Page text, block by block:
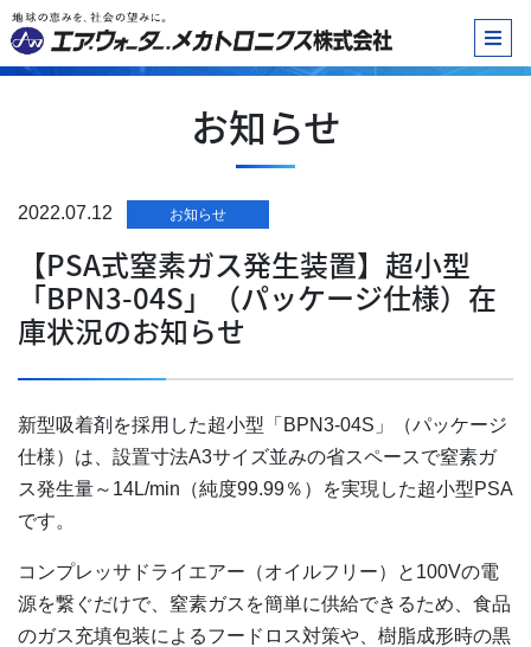
お知らせ
2022.07.12 お知らせ
【PSA式窒素ガス発生装置】超小型
「BPN3-04S」（パッケージ仕様）在
庫状況のお知らせ
新型吸着剤を採用した超小型「BPN3-04S」（パッケージ
仕様）は、設置寸法A3サイズ並みの省スペースで窒素ガ
ス発生量～14L/min（純度99.99％）を実現した超小型PSA
です。
コンプレッサドライエアー（オイルフリー）と100Vの電
源を繋ぐだけで、窒素ガスを簡単に供給できるため、食品
のガス充填包装によるフードロス対策や、樹脂成形時の黒